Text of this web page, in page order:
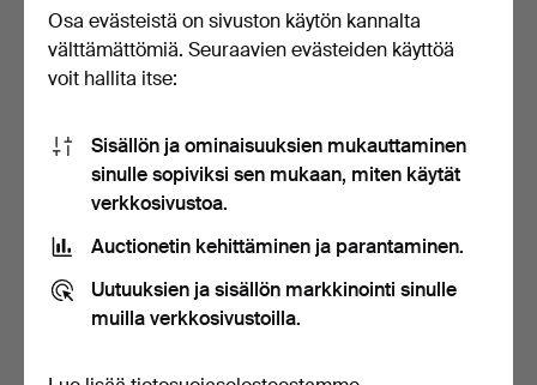
LAMPUNRUNGOT, 2 kpl,
petrolilamppuun.
5 päivää
LYKTOR, 2 kpl, metallia,
aikalaisia.
5 päivää
2 tarjousta
Osa evästeistä on sivuston käytön kannalta
välttämättömiä. Seuraavien evästeiden käyttöä
voit hallita itse:
Sisällön ja ominaisuuksien mukauttaminen
sinulle sopiviksi sen mukaan, miten käytät
verkkosivustoa.
Auctionetin kehittäminen ja parantaminen.
Uutuuksien ja sisällön markkinointi sinulle
muilla verkkosivustoilla.